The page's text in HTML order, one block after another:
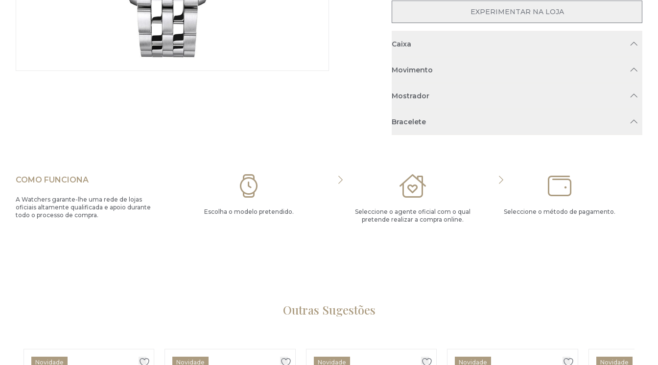
OPEN MENU
EXPERIMENTAR NA LOJA
Caixa
Movimento
Mostrador
Bracelete
COMO FUNCIONA
A Watchers garante-lhe uma rede de lojas
oficiais altamente qualificada e apoio durante
todo o processo de compra.
Escolha o modelo pretendido.
Seleccione o agente oficial com o qual
pretende realizar a compra online.
Seleccione o método de pagamento.
Outras Sugestões
Novidade Novidade Novidade Novidade Novidade